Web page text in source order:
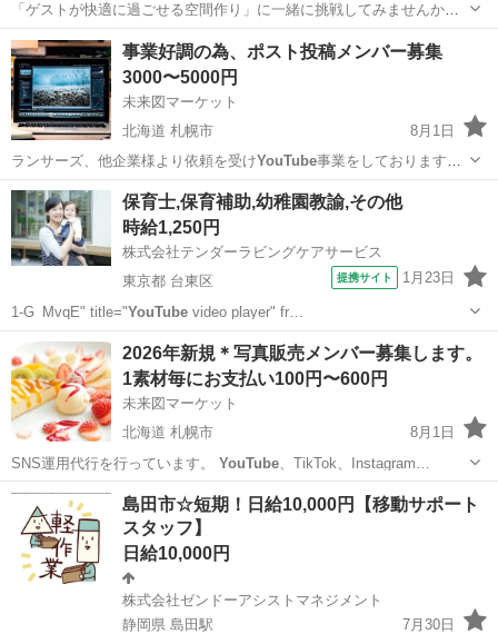
「ゲストが快適に過ごせる空間作り」に一緒に挑戦してみませんか？
【くくるクリーニング】【民泊清掃】【押上】 墨田区押上周辺で民泊
清掃スタッフ募集中！ 【報酬・待遇】 ○業務委託契約 ○報酬： マン...
東京 墨田区 押上〈スカイツリー前〉駅
スタッフ
事業好調の為、ポスト投稿メンバー募集
3000〜5000円
未来図マーケット
北海道 札幌市
8月1日
ランサーズ、他企業様より依頼を受けYouTube事業をしております。
現在多忙な為…
北海道 札幌市 その他 ココナラ
保育士,保育補助,幼稚園教諭,その他
時給1,250円
株式会社テンダーラビングケアサービス
東京都 台東区
提携サイト 1月23日
1-G_MvqE" title="YouTubevideo player" fr…
東京 台東区 保育士
2026年新規＊写真販売メンバー募集します。
1素材毎にお支払い100円〜600円
未来図マーケット
北海道 札幌市
8月1日
SNS運用代行を行っています。 YouTube、TikTok、Instagram…
北海道 札幌市 その他 動画編集
島田市☆短期！日給10,000円【移動サポート
スタッフ】
日給10,000円
株式会社ゼンドーアシストマネジメント
静岡県 島田駅
7月30日